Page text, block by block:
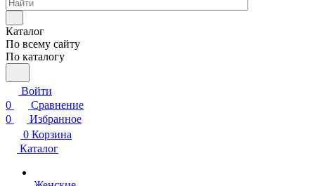
Каталог
По всему сайту
По каталогу
Войти
0
Сравнение
0
Избранное
0 Корзина
Каталог